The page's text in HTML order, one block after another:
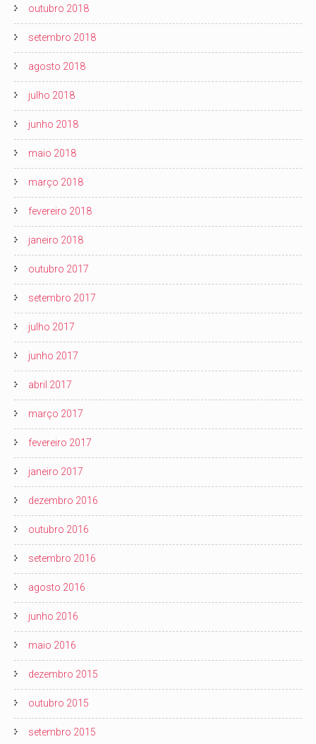
outubro 2018
setembro 2018
agosto 2018
julho 2018
junho 2018
maio 2018
março 2018
fevereiro 2018
janeiro 2018
outubro 2017
setembro 2017
julho 2017
junho 2017
abril 2017
março 2017
fevereiro 2017
janeiro 2017
dezembro 2016
outubro 2016
setembro 2016
agosto 2016
junho 2016
maio 2016
dezembro 2015
outubro 2015
setembro 2015